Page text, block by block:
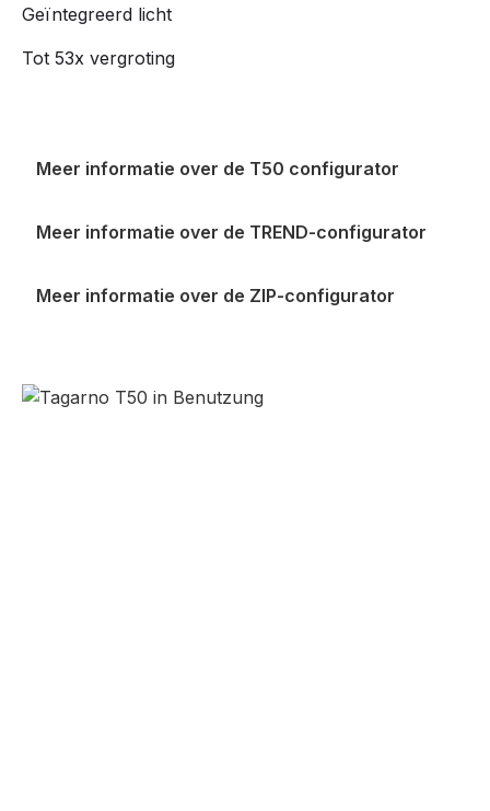
Geïntegreerd licht
Tot 53x vergroting
Meer informatie over de T50 configurator
Meer informatie over de TREND-configurator
Meer informatie over de ZIP-configurator